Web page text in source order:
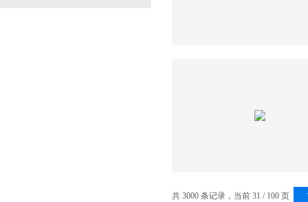
共 3000 条记录，当前 31 / 100 页